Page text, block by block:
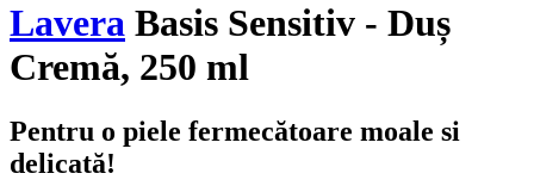
Lavera Basis Sensitiv - Duș
Cremă, 250 ml
Pentru o piele fermecătoare moale si
delicată!